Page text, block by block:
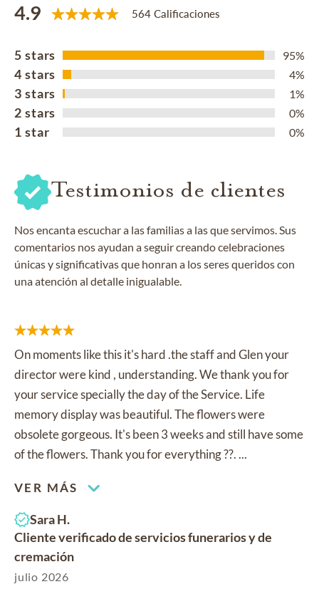
4.9 564 Calificaciones
5 stars 95%
4 stars 4%
3 stars 1%
2 stars 0%
1 star 0%
Testimonios de clientes
Nos encanta escuchar a las familias a las que servimos. Sus
comentarios nos ayudan a seguir creando celebraciones
únicas y significativas que honran a los seres queridos con
una atención al detalle inigualable.
On moments like this it's hard .the staff and Glen your
director were kind , understanding. We thank you for
your service specially the day of the Service. Life
memory display was beautiful. The flowers were
obsolete gorgeous. It's been 3 weeks and still have some
of the flowers. Thank you for everything ??. ...
VER MÁS
Sara H.
Cliente verificado de servicios funerarios y de
cremación
julio 2026